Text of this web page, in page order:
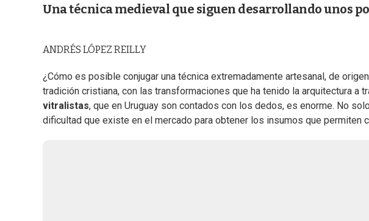
Una técnica medieval que siguen desarrollando unos
ANDRÉS LÓPEZ REILLY
¿Cómo es posible conjugar una técnica extremadamente artesanal, de
tradición cristiana, con las transformaciones que ha tenido la arquitectura a
vitralistas, que en Uruguay son contados con los dedos, es enorme. No
dificultad que existe en el mercado para obtener los insumos que permiten